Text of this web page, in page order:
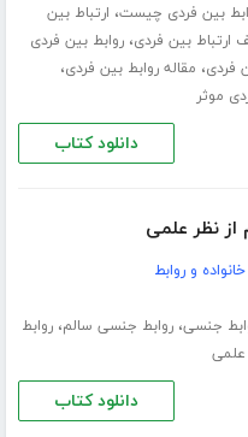
بین فردی چیست، ارتباط بین
ارتباط بین فردی،روابط بین فردی
فردی، مقاله روابط بین فردی،
موثر
دانلود کتاب
از نظر علمی
و روابط
جنسی،روابط جنسی سالم،روابط
علمی
دانلود کتاب